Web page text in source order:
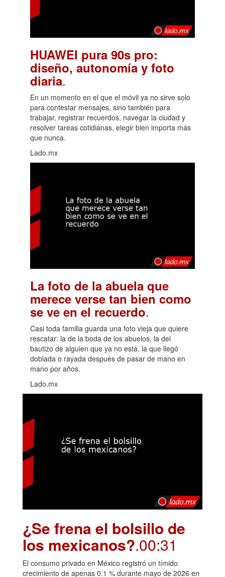
HUAWEI pura 90s pro:
diseño, autonomía y foto
diaria.
En un momento en el que el móvil ya no sirve solo
para contestar mensajes, sino también para
trabajar, registrar recuerdos, navegar la ciudad y
resolver tareas cotidianas, elegir bien importa más
que nunca.
Lado.mx
La foto de la abuela que
merece verse tan bien como
se ve en el recuerdo.
Casi toda familia guarda una foto vieja que quiere
rescatar: la de la boda de los abuelos, la del
bautizo de alguien que ya no está, la que llegó
doblada o rayada después de pasar de mano en
mano por años.
Lado.mx
¿Se frena el bolsillo de
los mexicanos?.00:31
El consumo privado en México registró un tímido
crecimiento de apenas 0.1 % durante mayo de 2026 en